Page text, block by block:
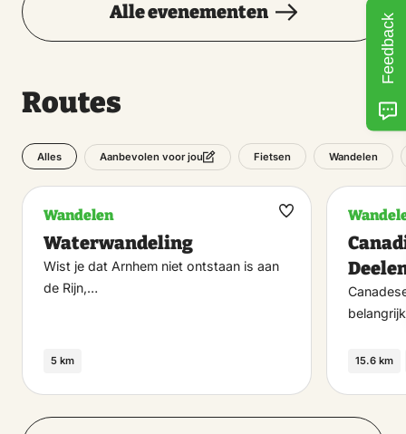
Alle evenementen
Routes
Alles Aanbevolen voor jou Fietsen Wandelen
Wandelen
Waterwandeling
Wist je dat Arnhem niet ontstaan is aan
de Rijn,…
5 km
Maak
15.6 km
Feedback